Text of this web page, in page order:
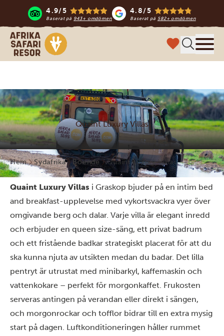
4.9/5
Baserat på 943+ omdömen
4.8/5
Baserat på 582+ omdömen
Safari-resor i Afrika
Quaint Luxury Villas
Hem Sydafrika Boende Quaint Luxury Villas
Quaint Luxury Villas i Graskop bjuder på en intim bed
and breakfast-upplevelse med vykortsvackra vyer över
omgivande berg och dalar. Varje villa är elegant inredd
och erbjuder en queen size-säng, ett privat badrum
och ett fristående badkar strategiskt placerat för att du
ska kunna njuta av utsikten medan du badar. Det lilla
pentryt är utrustat med minibarkyl, kaffemaskin och
vattenkokare – perfekt för morgonkaffet. Frukosten
serveras antingen på verandan eller direkt i sängen,
och morgonrockar och tofflor bidrar till en extra mysig
start på dagen. Luftkonditioneringen håller rummet